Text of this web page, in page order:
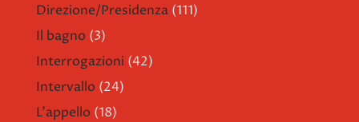
Direzione/Presidenza (111)
Il bagno (3)
Interrogazioni (42)
Intervallo (24)
L'appello (18)